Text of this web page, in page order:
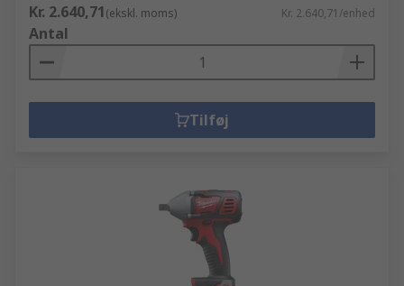
Kr. 2.640,71(ekskl. moms) Kr. 2.640,71/enhed
Antal
Tilføj